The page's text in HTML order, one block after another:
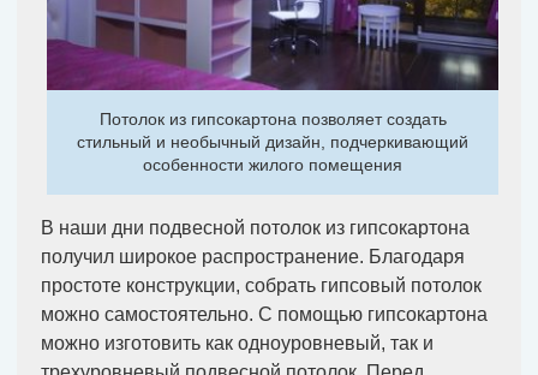
Потолок из гипсокартона позволяет создать
стильный и необычный дизайн, подчеркивающий
особенности жилого помещения
В наши дни подвесной потолок из гипсокартона
получил широкое распространение. Благодаря
простоте конструкции, собрать гипсовый потолок
можно самостоятельно. С помощью гипсокартона
можно изготовить как одноуровневый, так и